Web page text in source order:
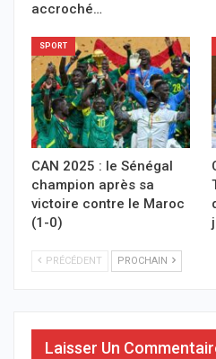
accroché…
SPORT
CAN 2025 : le Sénégal
champion après sa
victoire contre le Maroc
(1-0)
PRÉCÉDENT PROCHAIN
Laisser Un